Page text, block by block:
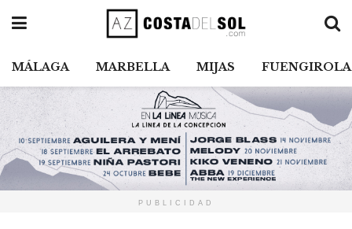
MÁLAGA MARBELLA MIJAS FUENGIROLA
PUBLICIDAD